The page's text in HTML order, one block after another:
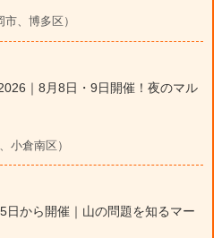
、博多区）
｜8月8日・9日開催！夜のマル
小倉南区）
日から開催｜山の問題を知るマー